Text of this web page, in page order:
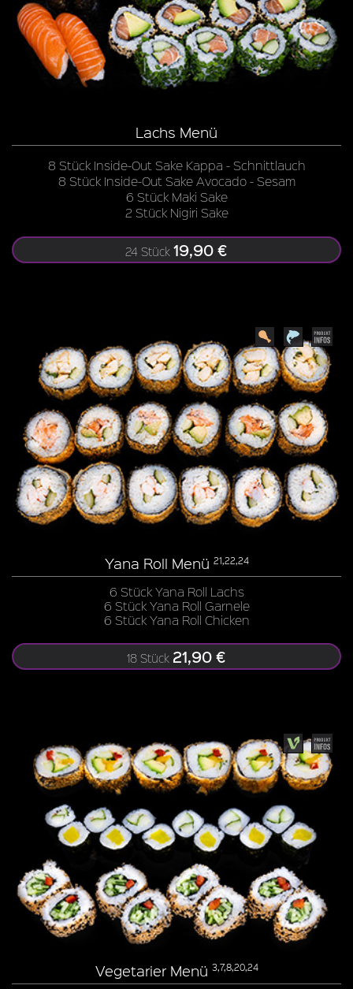
Lachs Menü
8 Stück Inside-Out Sake Kappa - Schnittlauch
8 Stück Inside-Out Sake Avocado - Sesam
6 Stück Maki Sake
2 Stück Nigiri Sake
24 Stück 19,90 €
Yana Roll Menü 21,22,24
6 Stück Yana Roll Lachs
6 Stück Yana Roll Garnele
6 Stück Yana Roll Chicken
18 Stück 21,90 €
Vegetarier Menü 3,7,8,20,24